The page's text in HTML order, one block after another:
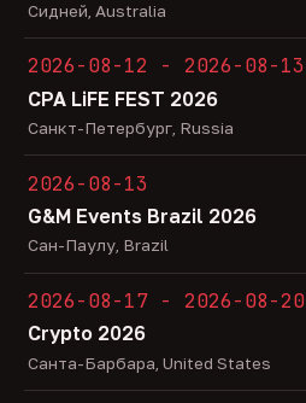
Сидней, Australia
2026-08-12 - 2026-08-13
CPA LiFE FEST 2026
Санкт-Петербург, Russia
2026-08-13
G&M Events Brazil 2026
Сан-Паулу, Brazil
2026-08-17 - 2026-08-20
Crypto 2026
Санта-Барбара, United States